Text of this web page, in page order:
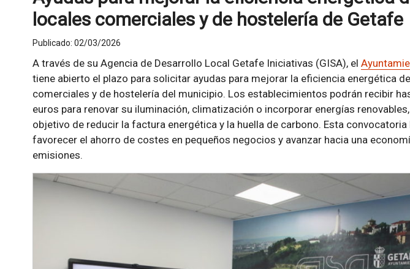
locales comerciales y de hostelería de Getafe
Publicado: 02/03/2026
A través de su Agencia de Desarrollo Local Getafe Iniciativas (GISA), el
tiene abierto el plazo para solicitar ayudas para mejorar la eficiencia energética
comerciales y de hostelería del municipio. Los establecimientos podrán recibir
euros para renovar su iluminación, climatización o incorporar energías
objetivo de reducir la factura energética y la huella de carbono. Esta convocatoria
favorecer el ahorro de costes en pequeños negocios y avanzar hacia una
emisiones.